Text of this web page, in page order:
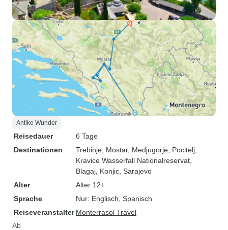
Antike Wunder
Reisedauer
6 Tage
Destinationen
Trebinje , Mostar, Medjugorje , Pocitelj
Kravice Wasserfall Nationalreservat
Blagaj , Konjic , Sarajevo
Alter
Alter 12+
Sprache
Nur: Englisch, Spanisch
Reiseveranstalter Monterrasol Travel
Ab